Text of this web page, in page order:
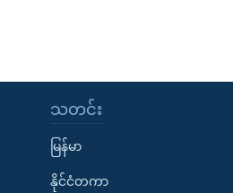
သတင်း
မြန်မာ
နိုင်ငံတကာ